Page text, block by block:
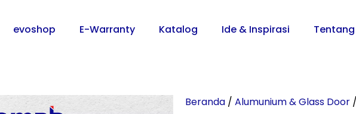
evoshop E-Warranty Katalog Ide & Inspirasi
Beranda /Alumunium & Glass Door